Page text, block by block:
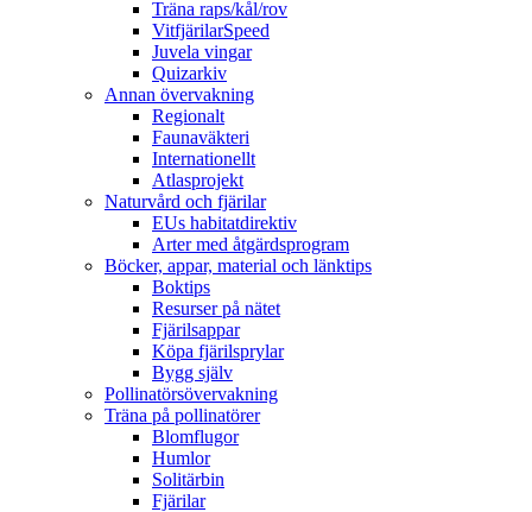
Träna raps/kål/rov
VitfjärilarSpeed
Juvela vingar
Quizarkiv
Annan övervakning
Regionalt
Faunaväkteri
Internationellt
Atlasprojekt
Naturvård och fjärilar
EUs habitatdirektiv
Arter med åtgärdsprogram
Böcker, appar, material och länktips
Boktips
Resurser på nätet
Fjärilsappar
Köpa fjärilsprylar
Bygg själv
Pollinatörsövervakning
Träna på pollinatörer
Blomflugor
Humlor
Solitärbin
Fjärilar